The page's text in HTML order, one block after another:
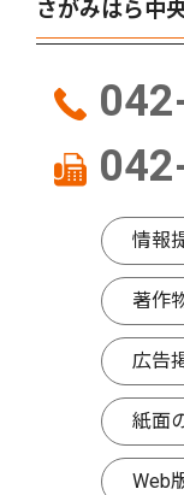
さがみはら中
情報
著作
広告
紙面
Web